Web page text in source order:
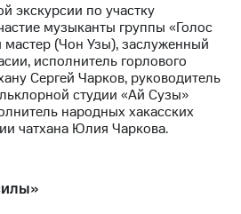
экскурсии по участку
музыканты группы «Голос
(Чон Узы), заслуженный
исполнитель горлового
Сергей Чарков, руководитель
студии «Ай Сузы»
народных хакасских
чатхана Юлия Чаркова.